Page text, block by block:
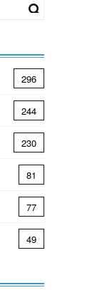
296
244
230
81
77
49